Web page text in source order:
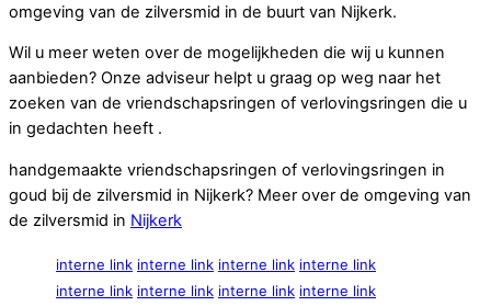
omgeving van de zilversmid in de buurt van Nijkerk.
Wil u meer weten over de mogelijkheden die wij u kunnen
aanbieden? Onze adviseur helpt u graag op weg naar het
zoeken van de vriendschapsringen of verlovingsringen die u
in gedachten heeft .
handgemaakte vriendschapsringen of verlovingsringen in
goud bij de zilversmid in Nijkerk? Meer over de omgeving van
de zilversmid in Nijkerk
interne link interne link interne link interne link
interne link interne link interne link interne link